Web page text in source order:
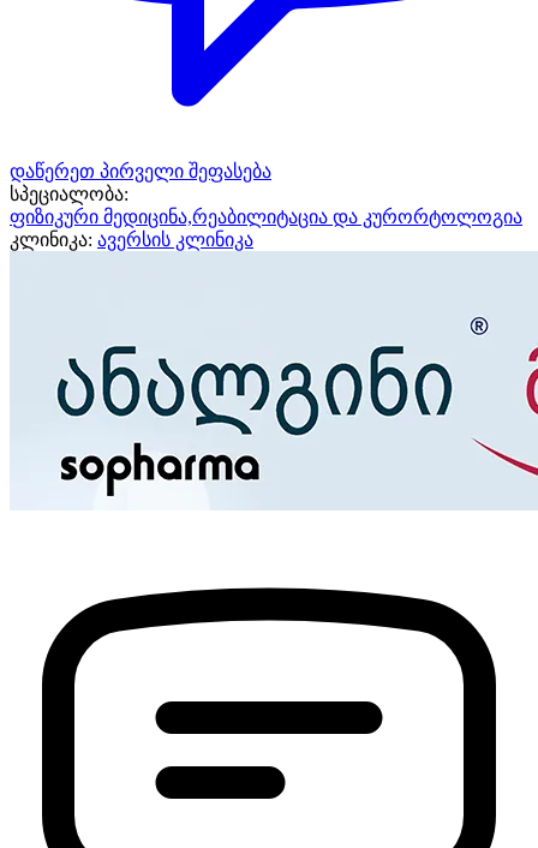
დაწერეთ პირველი შეფასება
სპეციალობა:
ფიზიკური მედიცინა,რეაბილიტაცია და კურორტოლოგია
კლინიკა: ავერსის კლინიკა